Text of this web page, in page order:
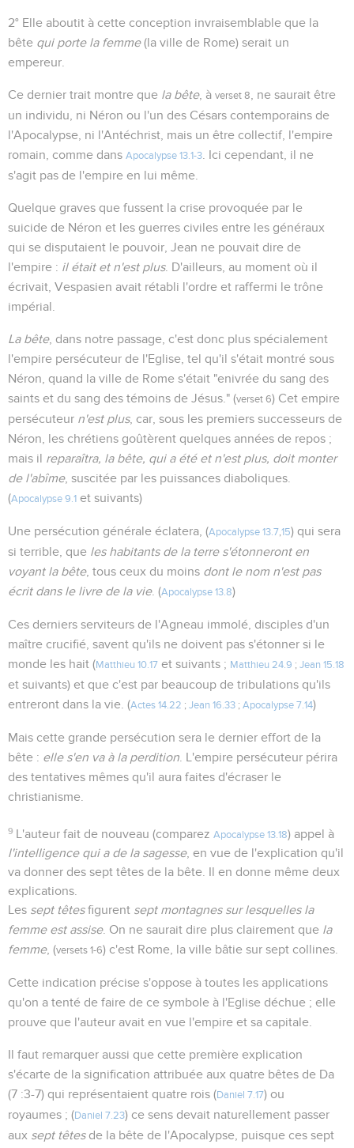
2° Elle aboutit à cette conception invraisemblable que la
bête qui porte la femme(la ville de Rome) serait un
empereur.
Ce dernier trait montre que la bête, à verset 8
, ne saurait être
un individu, ni Néron ou l'un des Césars contemporains de
l'Apocalypse, ni l'Antéchrist, mais un être collectif, l'empire
romain, comme dans Apocalypse 13.1-3
. Ici cependant, il ne
s'agit pas de l'empire en lui même.
Quelque graves que fussent la crise provoquée par le
suicide de Néron et les guerres civiles entre les généraux
qui se disputaient le pouvoir, Jean ne pouvait dire de
l'empire : il était et n'est plus. D'ailleurs, au moment où il
écrivait, Vespasien avait rétabli l'ordre et raffermi le trône
impérial.
La bête, dans notre passage, c'est donc plus spécialement
l'empire persécuteur de l'Eglise, tel qu'il s'était montré sous
Néron, quand la ville de Rome s'était "enivrée du sang des
saints et du sang des témoins de Jésus." (verset 6) Cet empire
persécuteur n'est plus, car, sous les premiers successeurs de
Néron, les chrétiens goûtèrent quelques années de repos ;
mais il reparaîtra, la bête, qui a été et n'est plus, doit monter
de l'abîme, suscitée par les puissances diaboliques.
(Apocalypse 9.1 et suivants)
Une persécution générale éclatera, (Apocalypse 13.7 15) qui sera
si terrible, que les habitants de la terre s'étonneront en
voyant la bête, tous ceux du moins dont le nom n'est pas
écrit dans le livre de la vie. (Apocalypse 13.8)
Ces derniers serviteurs de l'Agneau immolé, disciples d'un
maître crucifié, savent qu'ils ne doivent pas s'étonner si le
monde les hait (Matthieu 10.17 et suivants ; Matthieu 24.9 ; Jean 15.18
et suivants) et que c'est par beaucoup de tribulations qu'ils
entreront dans la vie. (Actes 14.22 ; Jean 16.33 ; Apocalypse 7.14)
Mais cette grande persécution sera le dernier effort de la
bête : elle s'en va à la perdition . L'empire persécuteur périra
des tentatives mêmes qu'il aura faites d'écraser le
christianisme.
9 L'auteur fait de nouveau (comparezApocalypse 13.18) appel à
l'intelligence qui a de la sagesse, en vue de l'explication qu'il
va donner des sept têtes de la bête. Il en donne même deux
explications.
Les sept têtesfigurent sept montagnes sur lesquelles la
femme est assise. On ne saurait dire plus clairement que la
femme, (versets 1-6) c'est Rome, la ville bâtie sur sept collines.
Cette indication précise s'oppose à toutes les applications
qu'on a tenté de faire de ce symbole à l'Eglise déchue ; elle
prouve que l'auteur avait en vue l'empire et sa capitale.
Il faut remarquer aussi que cette première explication
s'écarte de la signification attribuée aux quatre bêtes de Da
(7 :3-7) qui représentaient quatre rois (Daniel 7.17) ou
royaumes ; (Daniel 7.23) ce sens devait naturellement passer
aux sept têtesde la bête de l'Apocalypse, puisque ces sept